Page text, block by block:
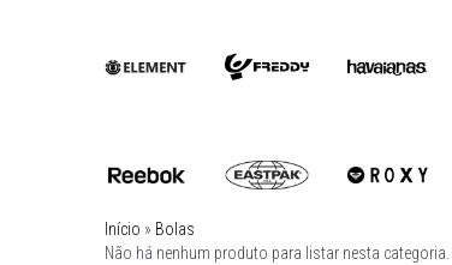
Início » Bolas
Não há nenhum produto para listar nesta categoria.